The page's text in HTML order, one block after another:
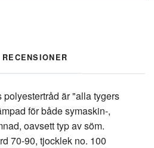
RECENSIONER
polyestertråd är "alla tygers
för både symaskin-,
oavsett typ av söm.
70-90, tjocklek no. 100